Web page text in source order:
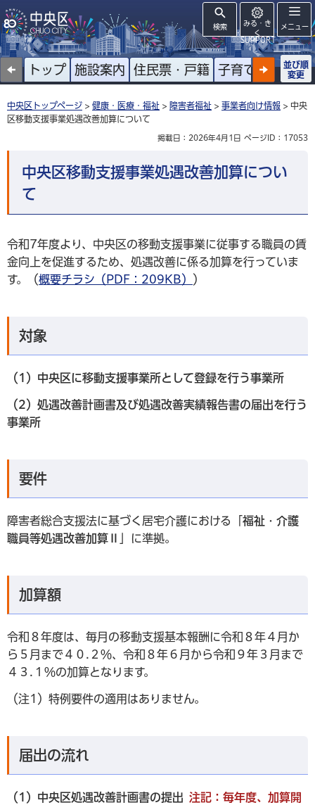
検索
みる・き
く
SUPPORT
メニュー
トップ 施設案内 住民票・戸籍 子育て 高齢者
並び順
変更
中央区トップページ > 健康・医療・福祉 > 障害者福祉 > 事業者向け情報 > 中央
区移動支援事業処遇改善加算について
掲載日：2026年4月1日 ページID：17053
中央区移動支援事業処遇改善加算につい
て
令和7年度より、中央区の移動支援事業に従事する職員の賃
金向上を促進するため、処遇改善に係る加算を行っていま
す。（概要チラシ（PDF：209KB） ）
対象
（1）中央区に移動支援事業所として登録を行う事業所
（2）処遇改善計画書及び処遇改善実績報告書の届出を行う
事業所
要件
障害者総合支援法に基づく居宅介護における「 福祉・介護
職員等処遇改善加算Ⅱ
」に準拠。
加算額
令和８年度は、毎月の移動支援基本報酬に令和８年４月か
ら５月まで４０.２％、令和８年６月から令和９年３月まで
４３.１％の加算となります。
（注1）特例要件の適用はありません。
届出の流れ
（1）中央区処遇改善計画書の提出 注記：毎年度、加算開